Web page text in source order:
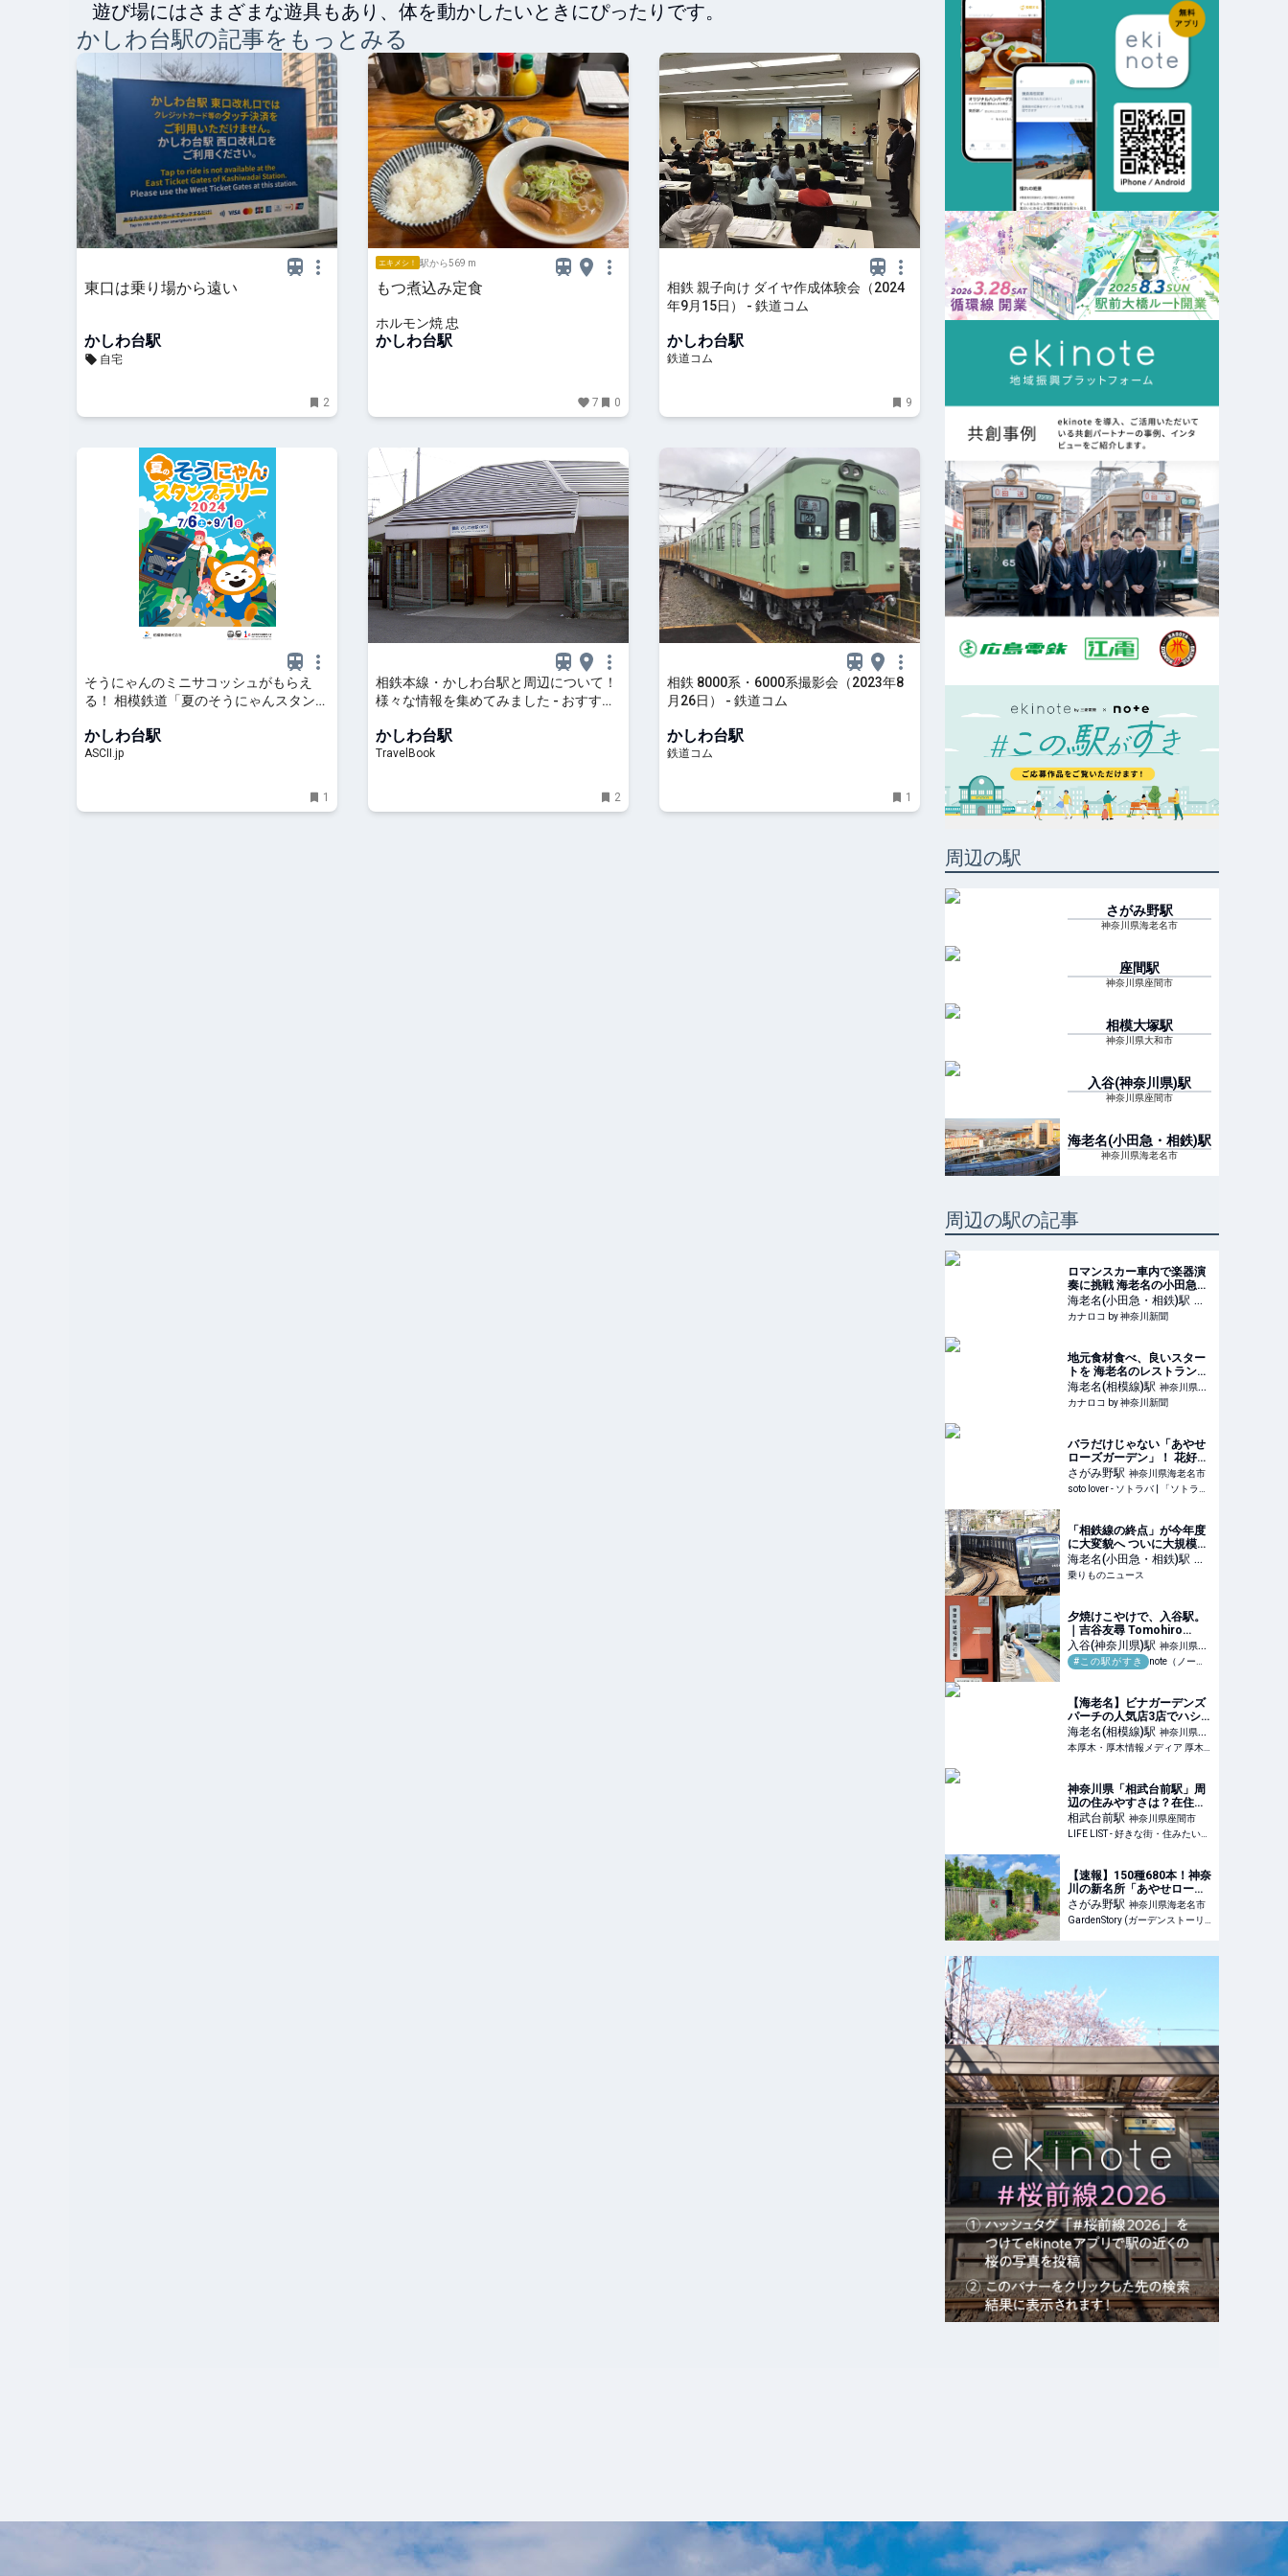
遊び場にはさまざまな遊具もあり、体を動かしたいときにぴったりです。
かしわ台駅の記事をもっとみる
東口は乗り場から遠い
かしわ台駅
自宅
2
エキメシ！ 駅から569 m
もつ煮込み定食
ホルモン焼 忠
かしわ台駅
7 0
相鉄 親子向け ダイヤ作成体験会（2024
年9月15日） - 鉄道コム
かしわ台駅
鉄道コム
9
そうにゃんのミニサコッシュがもらえ
る！ 相模鉄道「夏のそうにゃんスタンプ
かしわ台駅
ASCII.jp
1
相鉄本線・かしわ台駅と周辺について！
様々な情報を集めてみました - おすすめ
(TravelBook)
かしわ台駅
TravelBook
2
相鉄 8000系・6000系撮影会（2023年8
月26日） - 鉄道コム
かしわ台駅
鉄道コム
1
周辺の駅
さがみ野駅
神奈川県海老名市
座間駅
神奈川県座間市
相模大塚駅
神奈川県大和市
入谷(神奈川県)駅
神奈川県座間市
海老名(小田急・相鉄)駅
神奈川県海老名市
周辺の駅の記事
ロマンスカー車内で楽器演
奏に挑戦 海老名の小田急施
設、神奈川フィル協力 | カ
ナロコ by 神奈川新聞
海老名(小田急・相鉄)駅 神
奈川県海老名市
カナロコ by 神奈川新聞
地元食材食べ、良いスター
トを 海老名のレストラン、
週末限定の朝ブッフェ | カ
ナロコ by 神奈川新聞
海老名(相模線)駅 神奈川県海
老名市
カナロコ by 神奈川新聞
バラだけじゃない「あやせ
ローズガーデン」！ 花好き
必訪の11テーマ庭園を歩く
| soto lover - ソトラバ
さがみ野駅 神奈川県海老名市
soto lover - ソトラバ | 「ソトラバ」は外遊びとアウトドア愛好家の架け橋になるウェブメディアです
「相鉄線の終点」が今年度
に大変貌へ ついに大規模改
良工事が竣工 ホームドアも
設置 | 乗りものニュース
海老名(小田急・相鉄)駅 神
奈川県海老名市
乗りものニュース
夕焼けこやけで、入谷駅。
｜吉谷友尋 Tomohiro
Yoshitani
入谷(神奈川県)駅 神奈川県座
間市
#この駅がすき note（ノート）
【海老名】ビナガーデンズ
パーチの人気店3店でハシ
ゴ酒★立ち飲み企画「海老
名パーチ横丁」9月17日ス
タート♪ | 本厚木・厚木情報
海老名(相模線)駅 神奈川県海
老名市
本厚木・厚木情報メディア 厚木らぼ
神奈川県「相武台前駅」周
辺の住みやすさは？在住歴
5年の私がほのぼのした街
の魅力を紹介 - LIFE LIST -
好きな街・住みたい街・私
相武台前駅 神奈川県座間市
LIFE LIST - 好きな街・住みたい街・私の街
【速報】150種680本！神奈
川の新名所「あやせローズ
ガーデン」“世界を旅す
る”バラ園の見どころ完全ガ
さがみ野駅 神奈川県海老名市
GardenStory (ガーデンストーリー)